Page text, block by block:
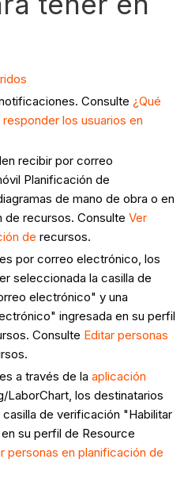
Consulte ¿Qué
los usuarios en
recibir por correo
Planificación de
de mano de obra o en
de recursos. ConsulteVer
de recursos.
por correo electrónico, los
seleccionada la casilla de
electrónico" y una
ingresada en su perfil
Consulte Editar personas
a través de laaplicación
LaborChart, los destinatarios
de verificación "Habilitar
su perfil de Resource
personas en planificación de